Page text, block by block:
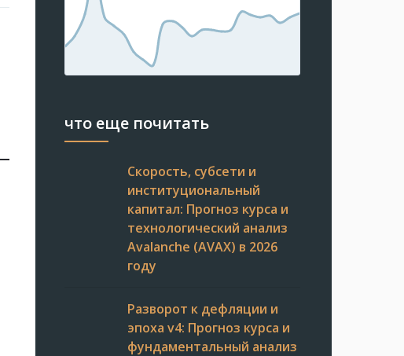
что еще почитать
Скорость, субсети и
институциональный
капитал: Прогноз курса и
технологический анализ
Avalanche (AVAX) в 2026
году
Разворот к дефляции и
эпоха v4: Прогноз курса и
фундаментальный анализ